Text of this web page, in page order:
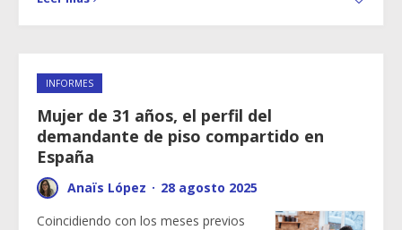
INFORMES
Mujer de 31 años, el perfil del
demandante de piso compartido en
España
Anaïs López · 28 agosto 2025
Coincidiendo con los meses previos